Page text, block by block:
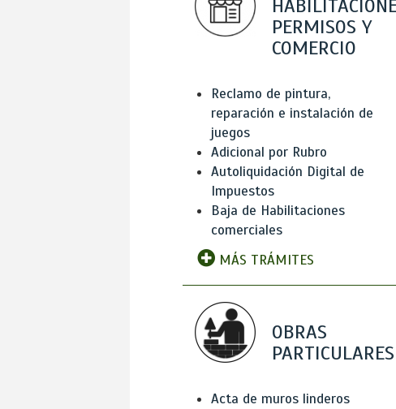
PERMISOS Y
COMERCIO
Reclamo de pintura,
reparación e instalación de
juegos
Adicional por Rubro
Autoliquidación Digital de
Impuestos
Baja de Habilitaciones
comerciales
MÁS TRÁMITES
OBRAS
PARTICULARES
Acta de muros linderos